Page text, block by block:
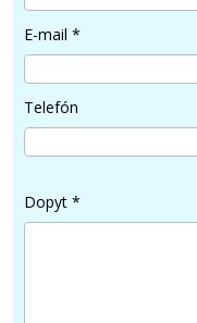
E-mail *
Telefón
Dopyt *